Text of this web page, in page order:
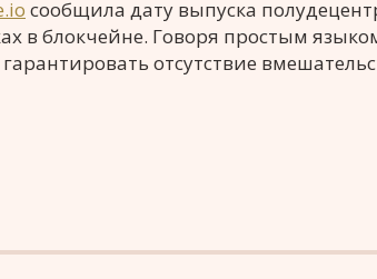
сообщила дату выпуска
в блокчейне. Говоря простым
отсутствие